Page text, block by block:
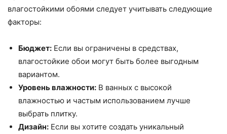
влагостойкими обоями следует учитывать следующие
факторы:
Бюджет: Если вы ограничены в средствах,
влагостойкие обои могут быть более выгодным
вариантом.
Уровень влажности: В ванных с высокой
влажностью и частым использованием лучше
выбрать плитку.
Дизайн: Если вы хотите создать уникальный